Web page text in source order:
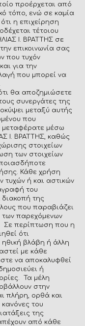
προέρχεται από
τόπο, ενώ σε καμία
η επιχείρηση
τέτοιου
Ι. ΒΡΑΤΤΗΣ σε
επικοινωνία σας
που τυχόν
για την
που μπορεί να
θα αποζημιώσετε
συνεργάτες της
μεταξύ αυτής
που
μεταφέρατε μέσω
Ι. ΒΡΑΤΤΗΣ, καθώς
στοιχείων
των στοιχείων
Κάθε χρήση
τυχών ή και αστικών
του
διακοπή της
που παραβιάζει
των παρεχόμενων
Σε περίπτωση που η
ότι
βλάβη ή άλλη
με κάθε
να αποκαλυφθεί
ή
Τα μέλη
στην
πλήρη, ορθά και
του
της
από κάθε